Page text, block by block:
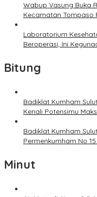
Wabup Vasung Buka
Kecamatan Tompaso
Laboratorium
Beroperasi, Ini
Bitung
Badiklat Kumham
Kenali Potensimu
Badiklat Kumham
Permenkumham No
Minut